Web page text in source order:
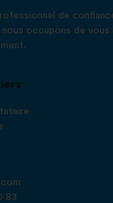
de
occupons de vous
83